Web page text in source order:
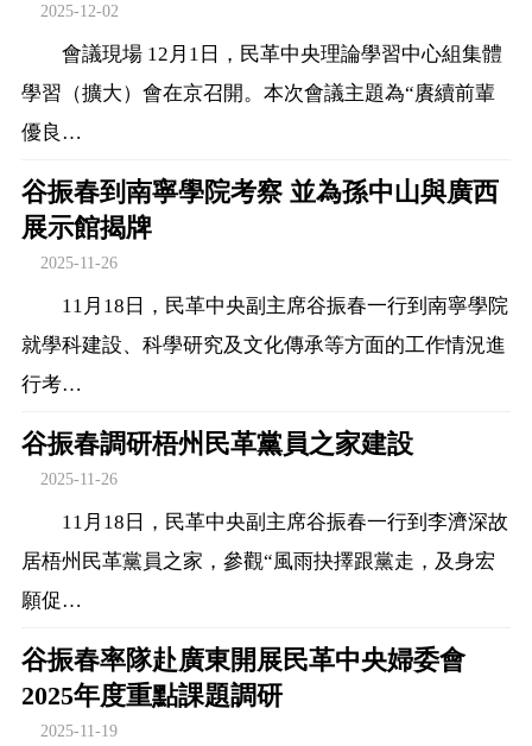
2025-12-02
會議現場 12月1日，民革中央理論學習中心組集體
學習（擴大）會在京召開。本次會議主題為“賡續前輩
優良…
谷振春到南寧學院考察 並為孫中山與廣西
展示館揭牌
2025-11-26
11月18日，民革中央副主席谷振春一行到南寧學院
就學科建設、科學研究及文化傳承等方面的工作情況進
行考…
谷振春調研梧州民革黨員之家建設
2025-11-26
11月18日，民革中央副主席谷振春一行到李濟深故
居梧州民革黨員之家，參觀“風雨抉擇跟黨走，及身宏
願促…
谷振春率隊赴廣東開展民革中央婦委會
2025年度重點課題調研
2025-11-19